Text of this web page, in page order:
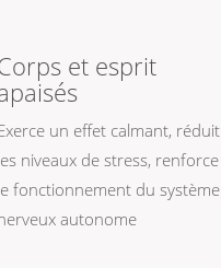
et esprit
un effet calmant, réduit
niveaux de stress, renforce
fonctionnement du système
autonome